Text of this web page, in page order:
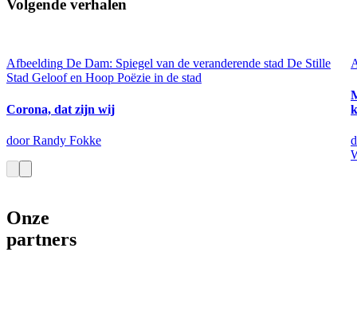
Volgende verhalen
Afbeelding De Dam: Spiegel van de veranderende stad De Stille
Stad Geloof en Hoop Poëzie in de stad
Corona, dat zijn wij
door Randy Fokke
Onze
partners